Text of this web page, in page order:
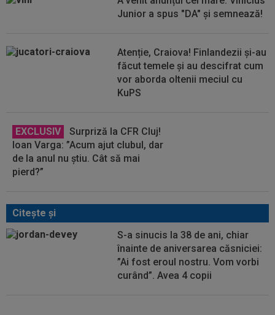
Junior a spus "DA" și semnează!
Atenție, Craiova! Finlandezii și-au
făcut temele și au descifrat cum
vor aborda oltenii meciul cu
KuPS
EXCLUSIV
Surpriză la CFR Cluj!
Ioan Varga: ”Acum ajut clubul, dar
de la anul nu știu. Cât să mai
pierd?”
Citeşte şi
S-a sinucis la 38 de ani, chiar
înainte de aniversarea căsniciei:
”Ai fost eroul nostru. Vom vorbi
curând”. Avea 4 copii